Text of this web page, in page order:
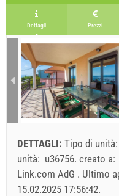
Dettagli Prezzi
DETTAGLI: Tipo di unità:
unità: u36756. creato a:
Link.com AdG . Ultimo
15.02.2025 17:56:42.